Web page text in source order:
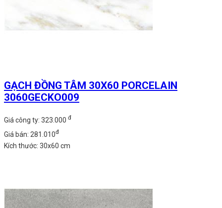
GẠCH ĐỒNG TÂM 30X60 PORCELAIN
3060GECKO009
Giá công ty: 323.000 đ
Giá bán: 281.010đ
Kích thước: 30x60 cm